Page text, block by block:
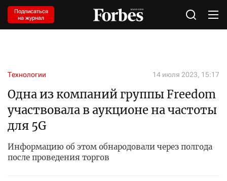
Подписаться
на журнал
Технологии 14 июля 2023, 15:17
Одна из компаний группы Freedom
участвовала в аукционе на частоты
для 5G
Информацию об этом обнародовали через полгода
после проведения торгов